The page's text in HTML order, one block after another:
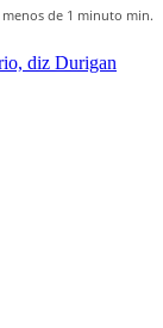
menos de 1 minuto min.